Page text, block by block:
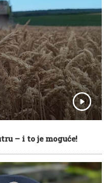
– i to je moguće!